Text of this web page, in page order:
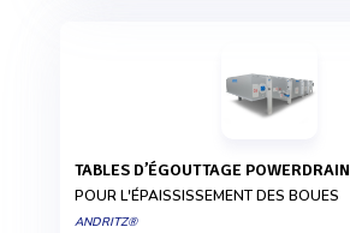
TABLES D’ÉGOUTTAGE POWERDRAIN
POUR L'ÉPAISSISSEMENT DES BOUES
ANDRITZ®